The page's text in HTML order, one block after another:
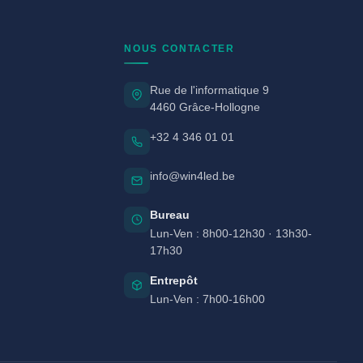
NOUS CONTACTER
Rue de l'informatique 9
4460 Grâce-Hollogne
+32 4 346 01 01
info@win4led.be
Bureau
Lun-Ven : 8h00-12h30 · 13h30-
17h30
Entrepôt
Lun-Ven : 7h00-16h00